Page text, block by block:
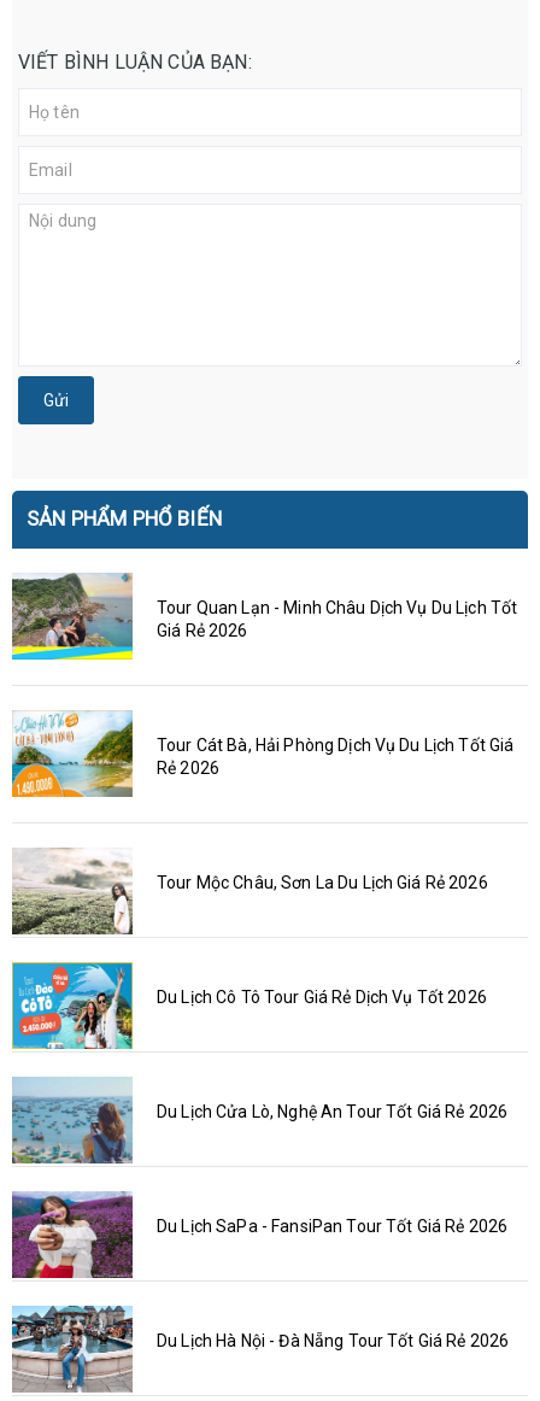
VIẾT BÌNH LUẬN CỦA BẠN:
Gửi
SẢN PHẨM PHỔ BIẾN
Tour Quan Lạn - Minh Châu Dịch Vụ Du Lịch Tốt
Giá Rẻ 2026
Tour Cát Bà, Hải Phòng Dịch Vụ Du Lịch Tốt Giá
Rẻ 2026
Tour Mộc Châu, Sơn La Du Lịch Giá Rẻ 2026
Du Lịch Cô Tô Tour Giá Rẻ Dịch Vụ Tốt 2026
Du Lịch Cửa Lò, Nghệ An Tour Tốt Giá Rẻ 2026
Du Lịch SaPa - FansiPan Tour Tốt Giá Rẻ 2026
Du Lịch Hà Nội - Đà Nẵng Tour Tốt Giá Rẻ 2026